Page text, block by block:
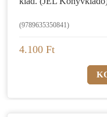
(9789635350841)
4.100 Ft